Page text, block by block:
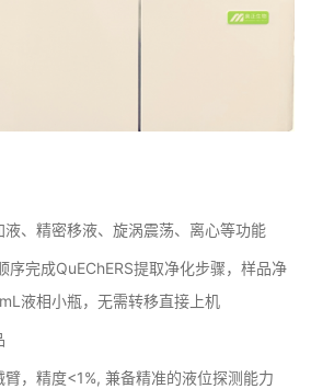
、精密移液、旋涡震荡、离心等功能
完成QuEChERS提取净化步骤，样品净
液相小瓶，无需转移直接上机
，精度<1%, 兼备精准的液位探测能力